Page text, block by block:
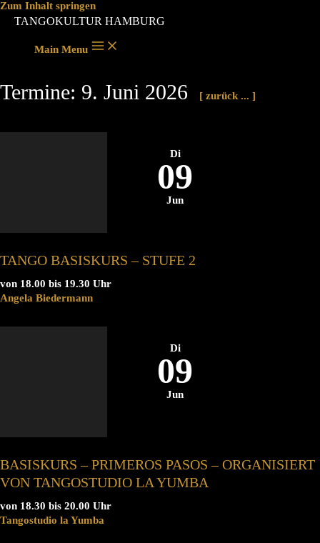
Zum Inhalt springen
TANGOKULTUR HAMBURG
Main Menu
Termine: 9. Juni 2026 [ zurück ... ]
Di
09
Jun
TANGO BASISKURS – STUFE 2
von 18.00 bis 19.30 Uhr
Angela Biedermann
Di
09
Jun
BASISKURS – PRIMEROS PASOS – ORGANISIERT
VON TANGOSTUDIO LA YUMBA
von 18.30 bis 20.00 Uhr
Tangostudio la Yumba